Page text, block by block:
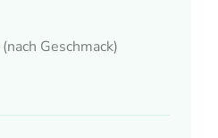
(nach Geschmack)